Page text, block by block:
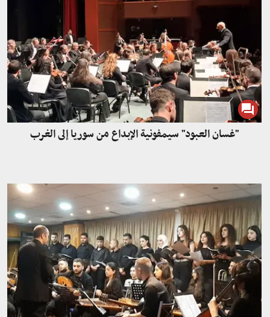
"غسان العبود" سيمفونية الإبداع من سوريا إلى الغرب